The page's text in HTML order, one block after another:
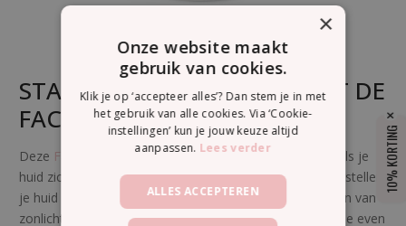
STAP 4: HERSTEL JE HUID MET DE
FACE OIL NIGHT
Deze Face oil Night is speciaal bedoeld voor 's nachts als je
huid zich weer gaat herstellen. De supermooie oliën herstellen
je huid van alles wat het overdag heeft moeten verduren van
zonlicht, wind, airco en luchtvervuiling. Misschien moet je even
10% KORTING
×
Onze website maakt
gebruik van cookies.
Klik je op ‘accepteer alles’? Dan stem je in met
het gebruik van alle cookies. Via ‘Cookie-
instellingen’ kun je jouw keuze altijd
aanpassen. Lees verder
ALLES ACCEPTEREN